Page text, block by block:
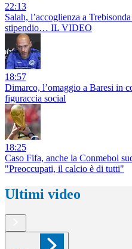
22:13
Salah, l’accoglienza a
stipendio… IL VIDEO
18:57
Dimarco, l’omaggio a Baresi in
figuraccia social
18:25
Caso Fifa, anche la Conmebol
"Preoccupati, il calcio è di tutti"
Ultimi video